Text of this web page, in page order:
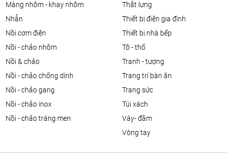
màng nhôm - khay nhôm
nhẫn
nồi cơm điện
nồi - chảo nhôm
nồi & chảo
nồi - chảo chống dính
nồi - chảo gang
nồi - chảo inox
nồi - chảo tráng men
thắt lưng
thiết bị điện gia đình
thiết bị nhà bếp
tô - thố
tranh - tượng
trang trí bàn ăn
trang sức
túi xách
váy- đầm
vòng tay